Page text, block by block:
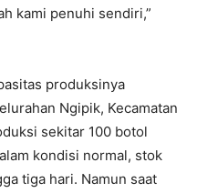
kami penuhi sendiri,”
produksinya
Ngipik, Kecamatan
sekitar 100 botol
kondisi normal, stok
tiga hari. Namun saat